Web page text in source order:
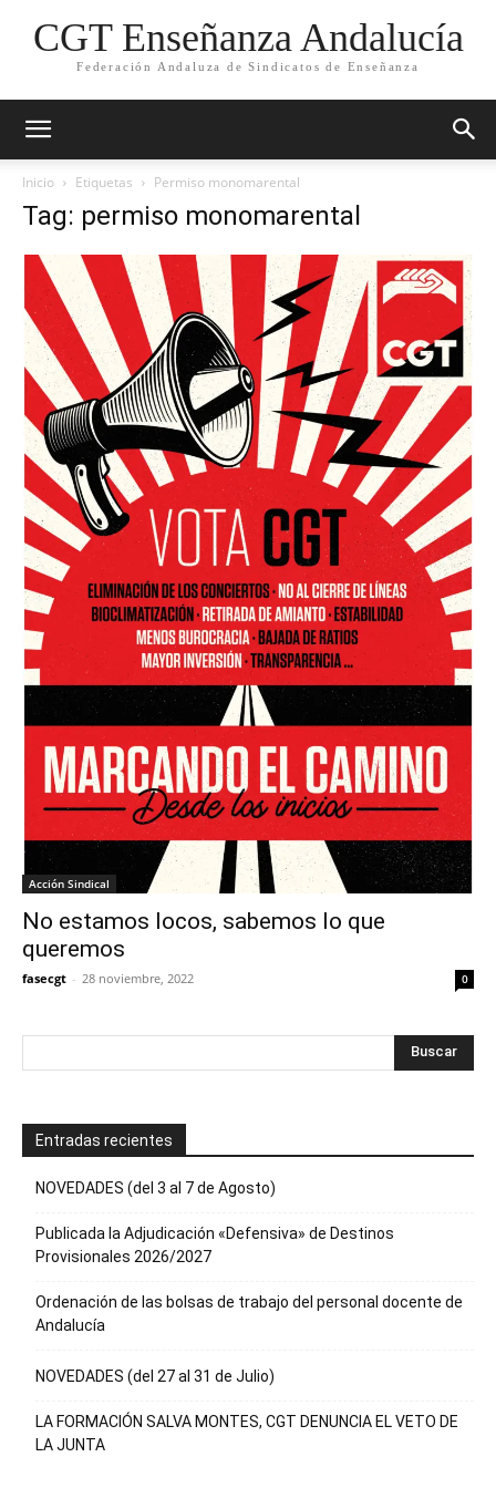
CGT Enseñanza Andalucía
Federación Andaluza de Sindicatos de Enseñanza
Inicio Etiquetas Permiso monomarental
Tag: permiso monomarental
Acción Sindical
No estamos locos, sabemos lo que
queremos
fasecgt - 28 noviembre, 2022 0
Entradas recientes
NOVEDADES (del 3 al 7 de Agosto)
Publicada la Adjudicación «Defensiva» de Destinos
Provisionales 2026/2027
Ordenación de las bolsas de trabajo del personal docente de
Andalucía
NOVEDADES (del 27 al 31 de Julio)
LA FORMACIÓN SALVA MONTES, CGT DENUNCIA EL VETO DE
LA JUNTA